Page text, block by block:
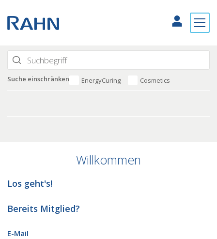
Suche einschränken EnergyCuring Cosmetics
Willkommen
Los geht's!
Bereits Mitglied?
E-Mail